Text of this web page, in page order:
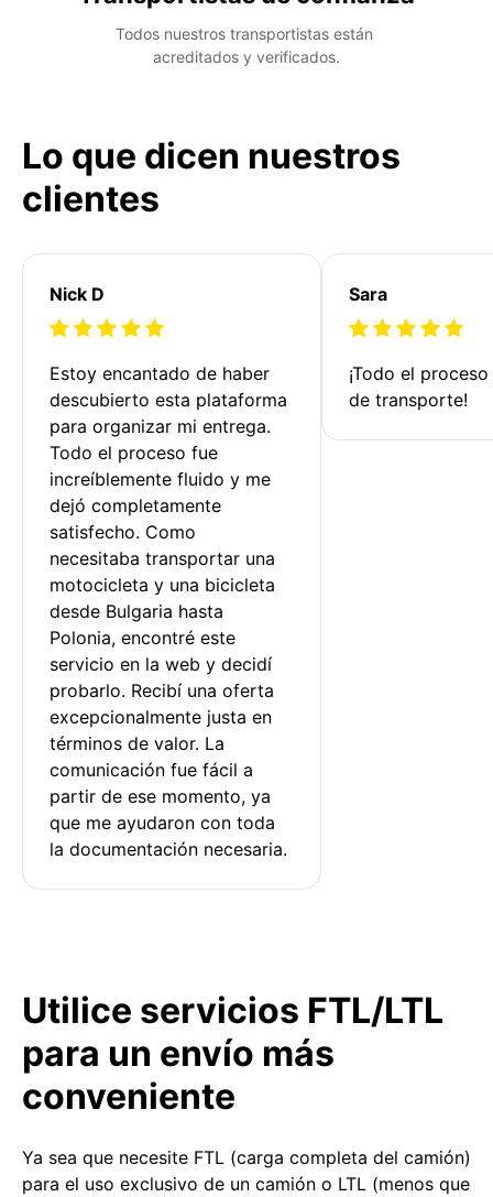
Todos nuestros transportistas están
acreditados y verificados.
Lo que dicen nuestros
clientes
Nick D
Estoy encantado de haber
descubierto esta plataforma
para organizar mi entrega.
Todo el proceso fue
increíblemente fluido y me
dejó completamente
satisfecho. Como
necesitaba transportar una
motocicleta y una bicicleta
desde Bulgaria hasta
Polonia, encontré este
servicio en la web y decidí
probarlo. Recibí una oferta
excepcionalmente justa en
términos de valor. La
comunicación fue fácil a
partir de ese momento, ya
que me ayudaron con toda
la documentación necesaria.
Sara
¡Todo el
de transporte!
Utilice servicios FTL/LTL
para un envío más
conveniente
Ya sea que necesite FTL (carga completa del camión)
para el uso exclusivo de un camión o LTL (menos que